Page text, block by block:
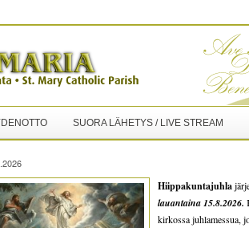
SUORA LÄHETYS / LIVE STREAM
Hiippakuntajuhla
lauantaina 15.8.2026.
kirkossa juhlamessua,